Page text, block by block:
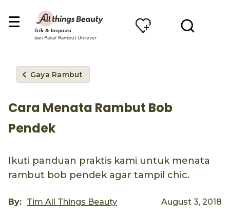
Trik & Inspirasi
dari Pakar Rambut Unilever
Gaya Rambut
Cara Menata Rambut Bob
Pendek
Ikuti panduan praktis kami untuk menata
rambut bob pendek agar tampil chic.
By: Tim All Things Beauty August 3, 2018